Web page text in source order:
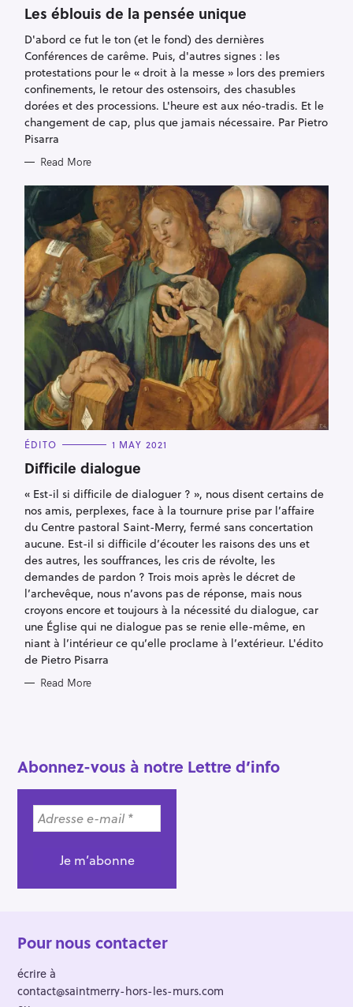
T
E
O
R
I
E
S
Les éblouis de la pensée unique
D'abord ce fut le ton (et le fond) des dernières
Conférences de carême. Puis, d'autres signes : les
protestations pour le « droit à la messe » lors des premiers
confinements, le retour des ostensoirs, des chasubles
dorées et des processions. L'heure est aux néo-tradis. Et le
changement de cap, plus que jamais nécessaire. Par Pietro
Pisarra
Read More
C
T
E
O
I
E
S
ÉDITO 1 MAY 2021
Difficile dialogue
« Est-il si difficile de dialoguer ? », nous disent certains de
nos amis, perplexes, face à la tournure prise par l’affaire
du Centre pastoral Saint-Merry, fermé sans concertation
aucune. Est-il si difficile d’écouter les raisons des uns et
des autres, les souffrances, les cris de révolte, les
demandes de pardon ? Trois mois après le décret de
l’archevêque, nous n’avons pas de réponse, mais nous
croyons encore et toujours à la nécessité du dialogue, car
une Église qui ne dialogue pas se renie elle-même, en
niant à l’intérieur ce qu’elle proclame à l’extérieur. L'édito
de Pietro Pisarra
Read More
Abonnez-vous à notre Lettre d’info
Pour nous contacter
écrire à
contact@saintmerry-hors-les-murs.com